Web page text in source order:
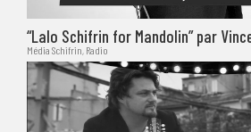
“Lalo Schifrin for Mandolin” par
Média Schifrin, Radio